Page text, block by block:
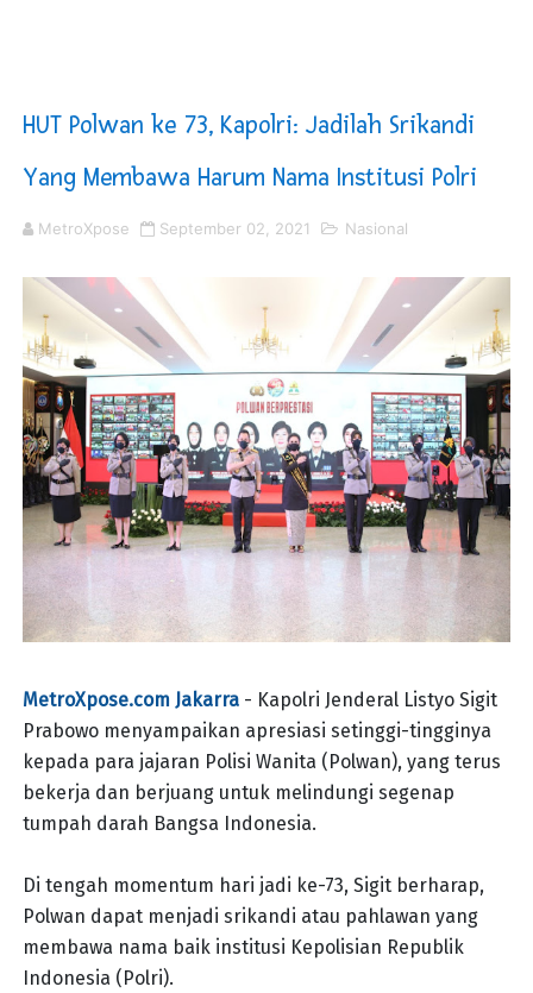
DPRD Madina Setujui Ranperda Pertanggungjawaban
Kurve Kecamatan Medan Tembung Antisipasi Banjir
Optimalkan Efisiensi Anggaran, Bupati Taput JTP
HUT Polwan ke 73, Kapolri: Jadilah Srikandi
Yang Membawa Harum Nama Institusi Polri
MetroXpose September 02, 2021 Nasional
MetroXpose.com Jakarra- Kapolri Jenderal Listyo Sigit
Prabowo menyampaikan apresiasi setinggi-tingginya
kepada para jajaran Polisi Wanita (Polwan), yang terus
bekerja dan berjuang untuk melindungi segenap
tumpah darah Bangsa Indonesia.
Di tengah momentum hari jadi ke-73, Sigit berharap,
Polwan dapat menjadi srikandi atau pahlawan yang
membawa nama baik institusi Kepolisian Republik
Indonesia (Polri).